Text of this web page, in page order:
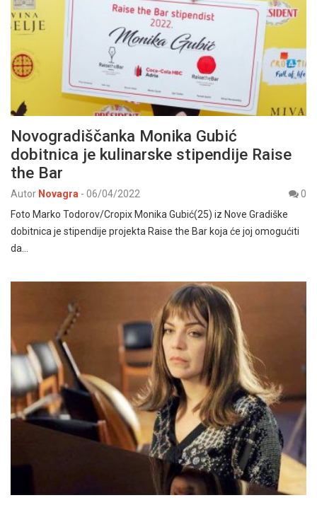
Novogradiščanka Monika Gubić
dobitnica je kulinarske stipendije Raise
the Bar
Autor Novagra - 06/04/2022
0
Foto Marko Todorov/Cropix Monika Gubić(25) iz Nove Gradiške
dobitnica je stipendije projekta Raise the Bar koja će joj omogućiti
da…